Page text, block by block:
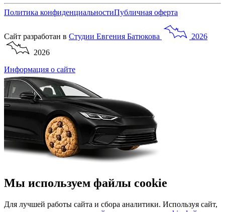
Политика конфиденциальностиПубличная оферта
Сайт разработан в Студии Евгения Батюкова
2026
2026
Информация о сайте
Мы используем файлы cookie
Для лучшей работы сайта и сбора аналитики. Используя сайт,